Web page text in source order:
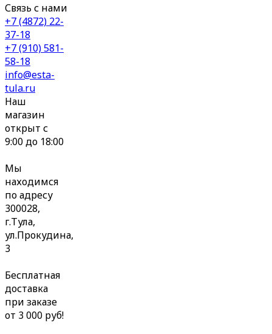
Связь с нами
+7 (4872) 22-
37-18
+7 (910) 581-
58-18
info@esta-
tula.ru
Наш
магазин
открыт с
9:00 до 18:00
Мы
находимся
по адресу
300028,
г.Тула,
ул.Прокудина,
3
Бесплатная
доставка
при заказе
от 3 000 руб!